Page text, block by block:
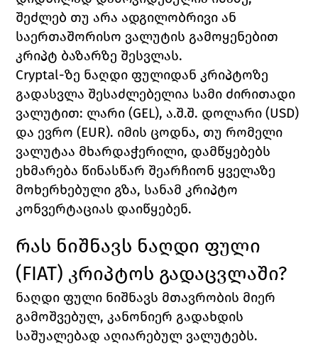
შეძლებ თუ არა ადგილობრივი ან
საერთაშორისო ვალუტის გამოყენებით
კრიპტ ბაზარზე შესვლას.
Cryptal-ზე ნაღდი ფულიდან კრიპტოზე
გადასვლა შესაძლებელია სამი ძირითადი
ვალუტით: ლარი (GEL), ა.შ.შ. დოლარი (USD)
და ევრო (EUR). იმის ცოდნა, თუ რომელი
ვალუტაა მხარდაჭერილი, დამწყებებს
ეხმარება წინასწარ შეარჩიონ ყველაზე
მოხერხებული გზა, სანამ კრიპტო
კონვერტაციას დაიწყებენ.
რას ნიშნავს ნაღდი ფული
(FIAT) კრიპტოს გადაცვლაში?
ნაღდი ფული ნიშნავს მთავრობის მიერ
გამოშვებულ, კანონიერ გადახდის
საშუალებად აღიარებულ ვალუტებს.